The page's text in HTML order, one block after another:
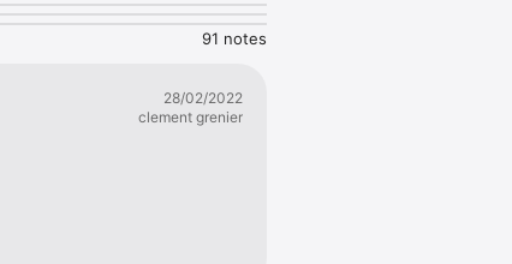
91 notes
28/02/2022
clement grenier